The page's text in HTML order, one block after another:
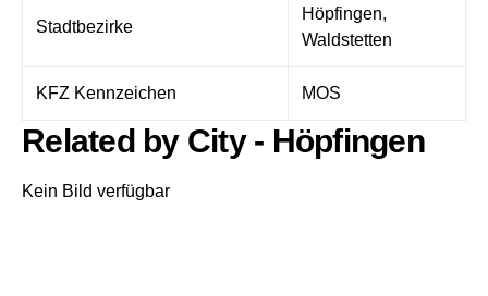
Stadtbezirke
Höpfingen,
Waldstetten
KFZ Kennzeichen MOS
Related by City - Höpfingen
Kein Bild verfügbar